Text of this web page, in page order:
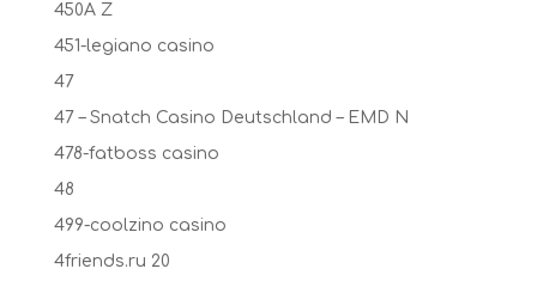
450A Z
451-legiano casino
47
47 – Snatch Casino Deutschland – EMD N
478-fatboss casino
48
499-coolzino casino
4friends.ru 20